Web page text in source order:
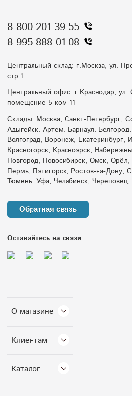
О магазине
Клиентам
Каталог
8 800 201 39 55
8 995 888 01 08
Центральный склад: г.Москва, ул.
стр.1
Центральный офис: г.Краснодар,
помещение 5 ком 11
Склады: Москва, Санкт-Петербург,
Адыгейск, Артем, Барнаул,
Волгоград, Воронеж, Екатеринбург,
Красногорск, Красноярск,
Новгород, Новосибирск, Омск,
Пермь, Пятигорск, Ростов-на-Дону,
Тюмень, Уфа, Челябинск,
Обратная связь
Оставайтесь на связи